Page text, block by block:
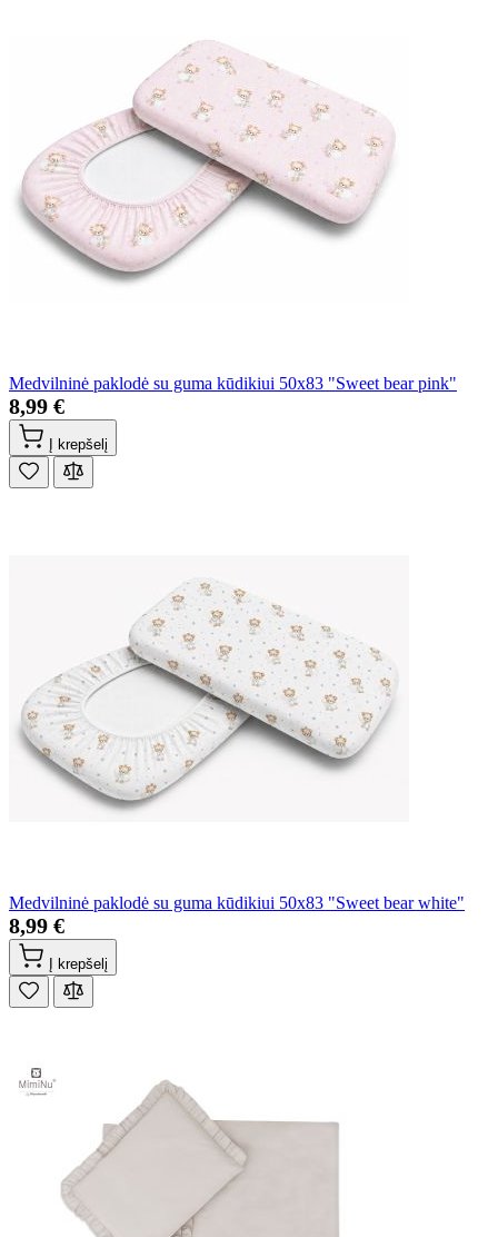
Medvilninė paklodė su guma kūdikiui 50x83 "Sweet bear pink"
8,99 €
Į krepšelį
Medvilninė paklodė su guma kūdikiui 50x83 "Sweet bear white"
8,99 €
Į krepšelį